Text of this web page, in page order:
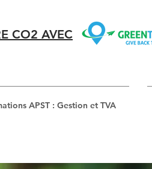
CO2 AVEC
APST : Gestion et TVA